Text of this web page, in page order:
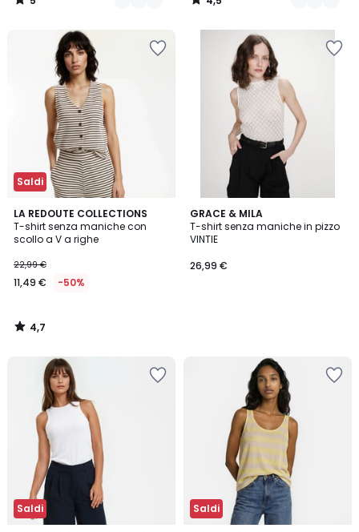
/
/
Saldi
LA REDOUTE COLLECTIONS
T-shirt senza maniche con
scollo a V a righe
22,99 €
11,49 € -50%
4,7
/ 5
4,7
/
GRACE & MILA
T-shirt senza maniche in pizzo
VINTIE
26,99 €
Saldi Saldi